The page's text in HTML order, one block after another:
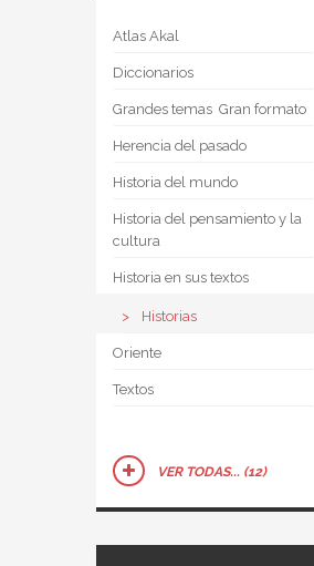
Atlas Akal
Diccionarios
Grandes temas  Gran formato
Herencia del pasado
Historia del mundo
Historia del pensamiento y la
cultura
Historia en sus textos
Historias
Oriente
Textos
VER TODAS... (12)